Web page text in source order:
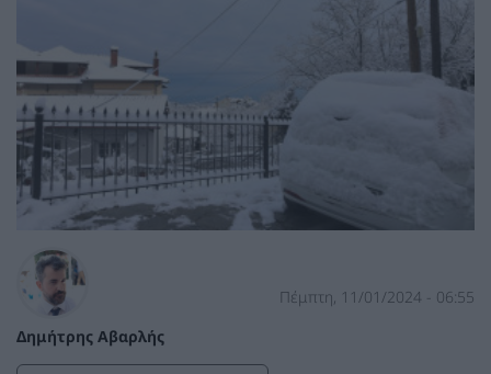
Δημήτρης Αβαρλής
Πέμπτη, 11/01/2024 - 06:55